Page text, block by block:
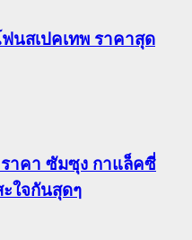
นสเปคเทพ ราคาสุด
ราคา ซัมซุง กาแล็คซี่
ใจกันสุดๆ